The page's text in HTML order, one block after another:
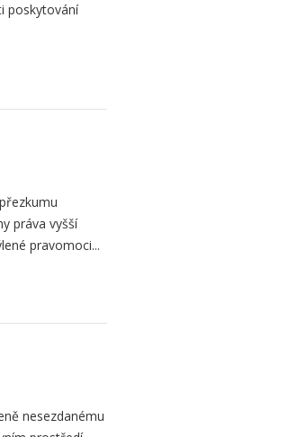
poskytování
práva vyšší
pravomoci...
nesezdanému